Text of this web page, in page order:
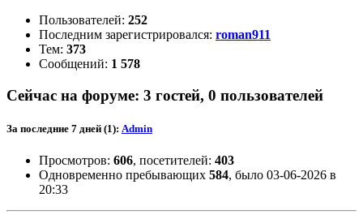
Пользователей: 252
Последним зарегистрировался: roman911
Тем: 373
Сообщений: 1 578
Сейчас на форуме: 3 гостей, 0 пользователей
За последние 7 дней (1): Admin
Просмотров: 606, посетителей: 403
Одновременно пребывающих 584, было 03-06-2026 в
20:33